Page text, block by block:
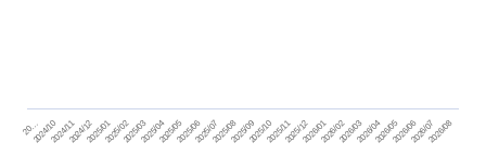
20…2024/102024/112024/122025/012025/022025/032025/042025/052025/062025/072025/082025/092025/102025/112025/122026/012026/022026/032026/042026/052026/062026/072026/08